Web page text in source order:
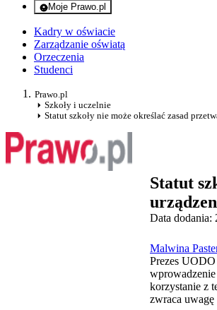
Moje Prawo.pl
- rejestracja i logowanie do serwisu
Kadry w oświacie
Zarządzanie oświatą
Orzeczenia
Studenci
Prawo.pl
Szkoły i uczelnie
Statut szkoły nie może określać zasad
Statut
Data dodania:
Malwina
Prezes
korzystanie z
zwraca